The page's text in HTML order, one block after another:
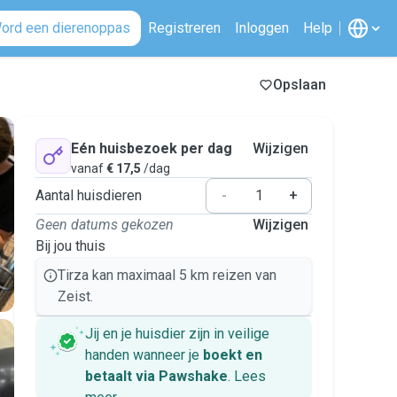
een dierenoppas Registreren Inloggen Help
Opslaan
Eén huisbezoek per dag
vanaf€ 17,5 /dag
Wijzigen
Aantal huisdieren -
+
Geen datums gekozen
Bij jou thuis
Wijzigen
Tirza kan maximaal 5 km reizen van
Zeist.
Jij en je huisdier zijn in veilige
handen wanneer je boekt en
betaalt via Pawshake. Lees